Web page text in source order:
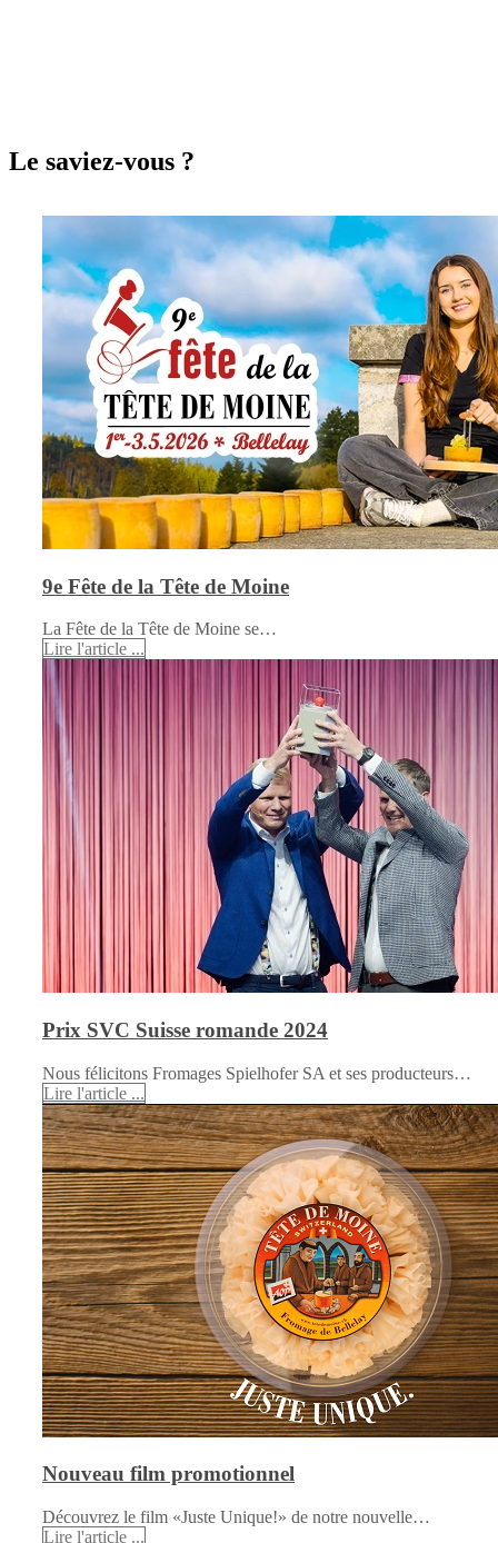
Le saviez-vous ?
9e Fête de la Tête de Moine
La Fête de la Tête de Moine se…
Lire l'article ...
Prix SVC Suisse romande 2024
Nous félicitons Fromages Spielhofer SA et ses producteurs…
Lire l'article ...
Nouveau film promotionnel
Découvrez le film «Juste Unique!» de notre nouvelle…
Lire l'article ...